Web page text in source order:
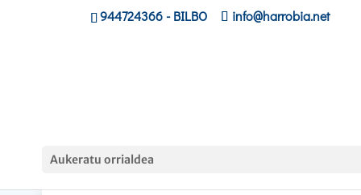
944724366- BILBO info@harrobia.net
Aukeratu orrialdea